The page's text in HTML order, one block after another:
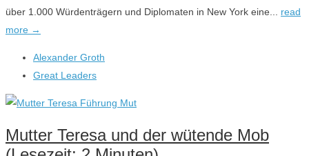
über 1.000 Würdenträgern und Diplomaten in New York eine... read
more →
Alexander Groth
Great Leaders
Mutter Teresa und der wütende Mob